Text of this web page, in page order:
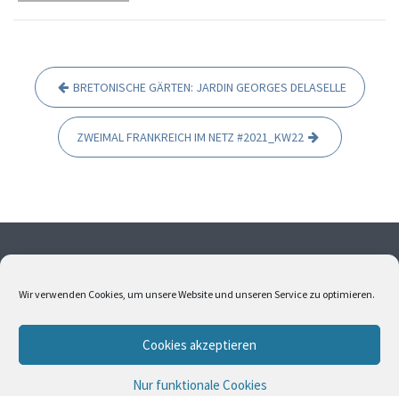
Wir verwenden Cookies, um unsere Website und unseren Service zu optimieren.
Cookies akzeptieren
Nur funktionale Cookies
a
g
s
a
v
BRETONISCHE GÄRTEN: JARDIN GEORGES DELASELLE
ZWEIMAL FRANKREICH IM NETZ #2021_KW22
Ohne meine Einwilligung dürfen weder Fotos noch Texte
urheberrechtlich geschützt. Bitte kontaktieren Sie mich,
wenn Sie Interesse an Bildern oder Texten haben.